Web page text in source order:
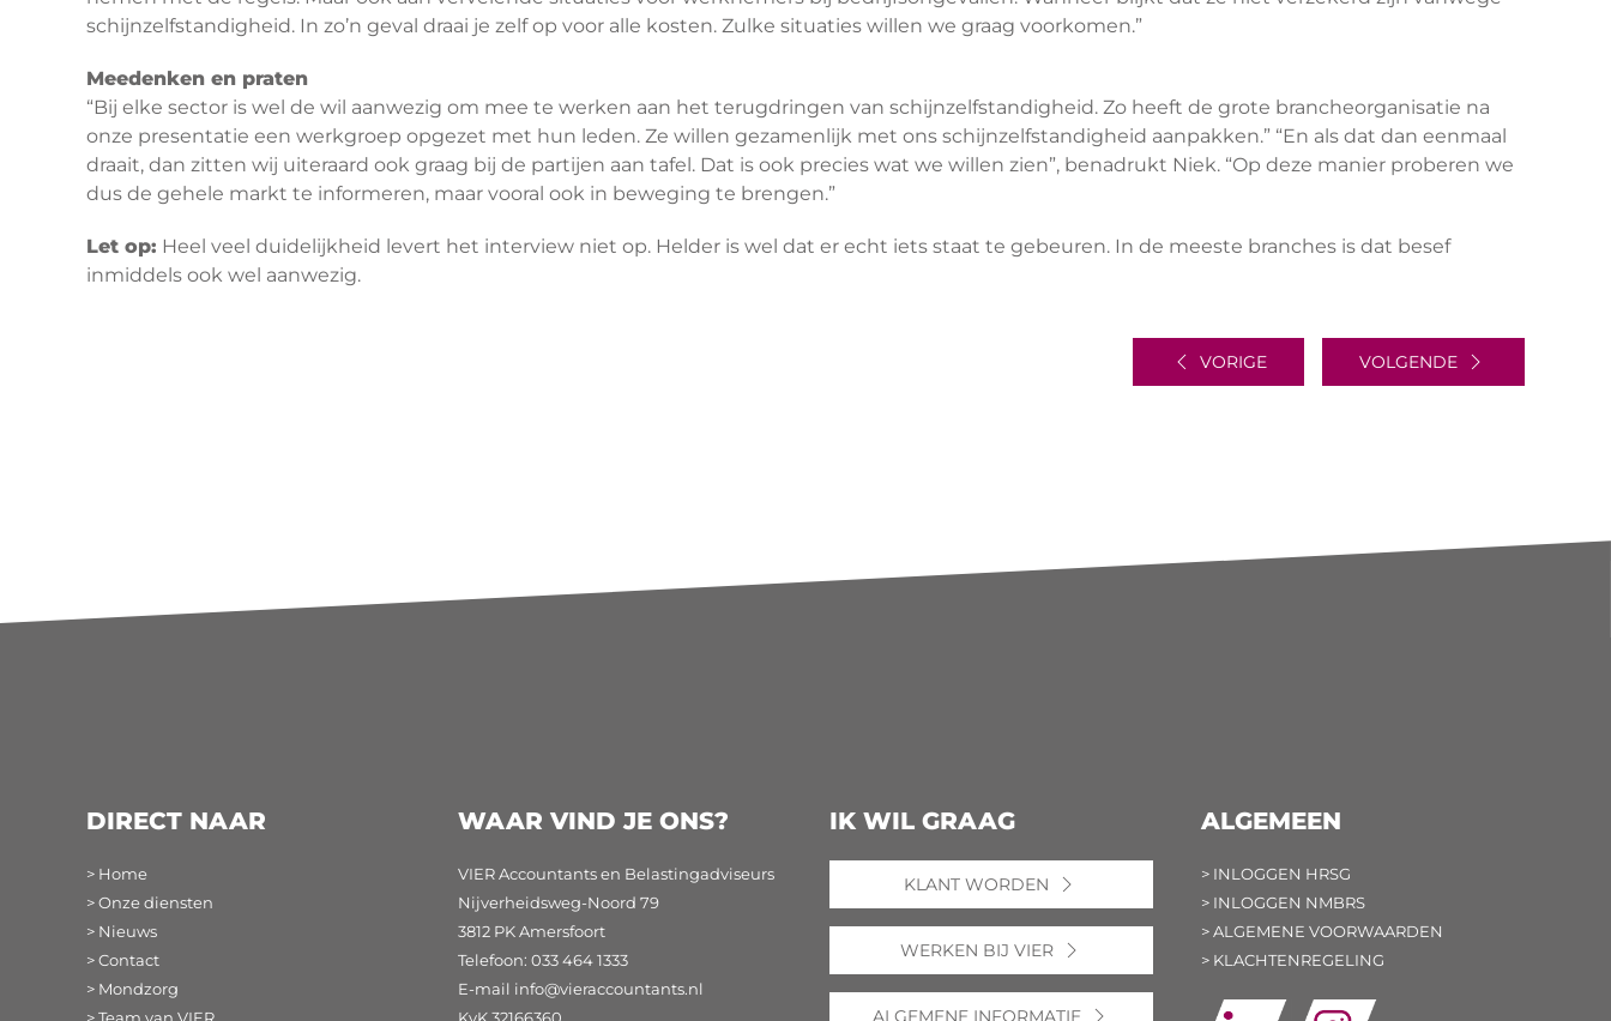
schijnzelfstandigheid. In zo’n geval draai je zelf op voor alle kosten. Zulke situaties willen we graag voorkomen.”
Meedenken en praten
“Bij elke sector is wel de wil aanwezig om mee te werken aan het terugdringen van schijnzelfstandigheid. Zo heeft de grote brancheorganisatie na
onze presentatie een werkgroep opgezet met hun leden. Ze willen gezamenlijk met ons schijnzelfstandigheid aanpakken.” “En als dat dan eenmaal
draait, dan zitten wij uiteraard ook graag bij de partijen aan tafel. Dat is ook precies wat we willen zien”, benadrukt Niek. “Op deze manier proberen we
dus de gehele markt te informeren, maar vooral ook in beweging te brengen.”
Let op: Heel veel duidelijkheid levert het interview niet op. Helder is wel dat er echt iets staat te gebeuren. In de meeste branches is dat besef
inmiddels ook wel aanwezig.
VORIGE VOLGENDE
DIRECT NAAR
> Home
> Onze diensten
> Nieuws
> Contact
> Mondzorg
WAAR VIND JE ONS?
VIER Accountants en Belastingadviseurs
Nijverheidsweg-Noord 79
3812 PK Amersfoort
Telefoon: 033 464 1333
E-mail info@vieraccountants.nl
IK WIL GRAAG
KLANT WORDEN
WERKEN BIJ VIER
ALGEMENE INFORMATIE
ALGEMEEN
> INLOGGEN HRSG
> INLOGGEN NMBRS
> ALGEMENE VOORWAARDEN
> KLACHTENREGELING